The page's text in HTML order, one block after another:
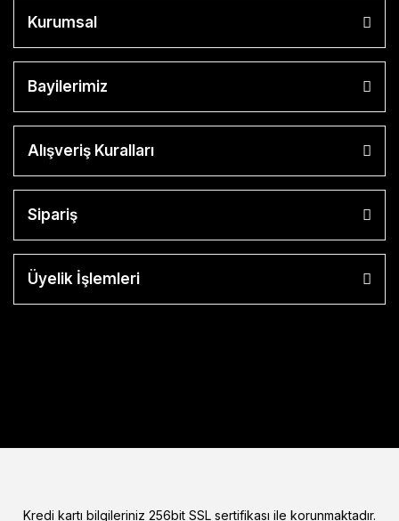
Kurumsal
Bayilerimiz
Alışveriş Kuralları
Sipariş
Üyelik İşlemleri
Kredi kartı bilgileriniz 256bit SSL sertifikası ile korunmaktadır.